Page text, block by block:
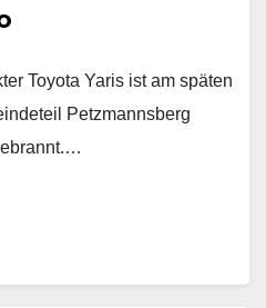
Toyota Yaris ist am späten
Petzmannsberg